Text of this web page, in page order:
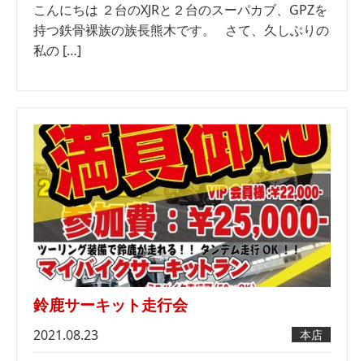
こんにちは ２台のXJRと２台のスーパカブ、GPZを
持つ鉄骨裸族の族長熊木です。 さて、久しぶりの
私の […]
鈴鹿サーキット走行会
2021.08.23 本店